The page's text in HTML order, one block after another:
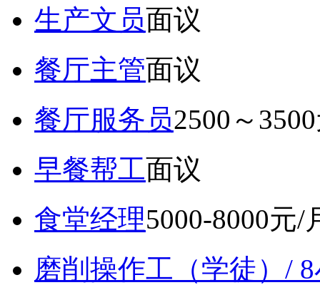
生产文员面议
餐厅主管面议
餐厅服务员2500～
早餐帮工面议
食堂经理5000-8000元/
磨削操作工（学徒）/